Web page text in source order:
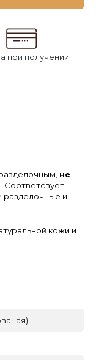
при получении
не
. Соответсвует
разделочные и
кожи и